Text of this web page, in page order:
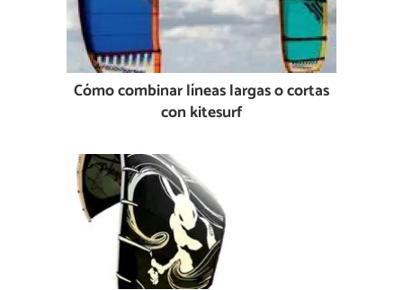
Cómo combinar líneas largas o cortas
con kitesurf